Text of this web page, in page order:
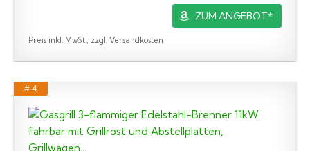
ZUM ANGEBOT*
Preis inkl. MwSt., zzgl. Versandkosten
# 4